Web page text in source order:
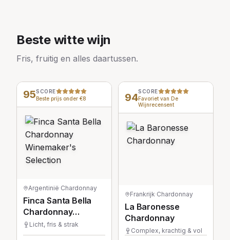
Beste witte wijn
Fris, fruitig en alles daartussen.
95SCORE
Beste prijs onder €8
Argentinië·Chardonnay
Finca Santa Bella
Chardonnay
Winemaker's
Selection
Licht, fris & strak
94SCORE
Favoriet van De
Wijnrecensent
Frankrijk·Chardonnay
La Baronesse
Chardonnay
Complex, krachtig & vol